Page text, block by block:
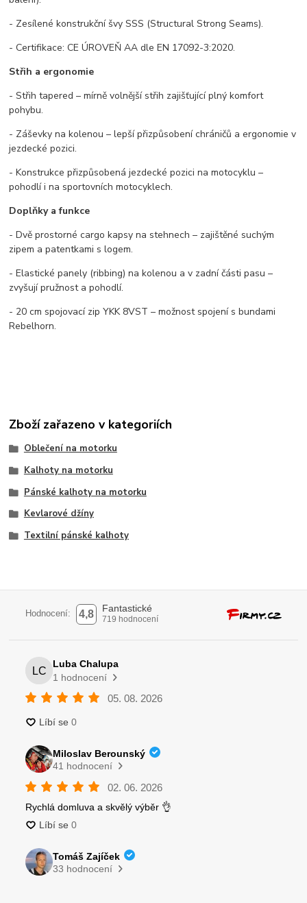
- Zesílené konstrukční švy SSS (Structural Strong Seams).
- Certifikace: CE ÚROVEŇ AA dle EN 17092-3:2020.
Střih a ergonomie
- Střih tapered – mírně volnější střih zajišťující plný komfort
pohybu.
- Záševky na kolenou – lepší přizpůsobení chráničů a ergonomie v
jezdecké pozici.
- Konstrukce přizpůsobená jezdecké pozici na motocyklu –
pohodlí i na sportovních motocyklech.
Doplňky a funkce
- Dvě prostorné cargo kapsy na stehnech – zajištěné suchým
zipem a patentkami s logem.
- Elastické panely (ribbing) na kolenou a v zadní části pasu –
zvyšují pružnost a pohodlí.
- 20 cm spojovací zip YKK 8VST – možnost spojení s bundami
Rebelhorn.
Zboží zařazeno v kategoriích
Oblečení na motorku
Kalhoty na motorku
Pánské kalhoty na motorku
Kevlarové džíny
Textilní pánské kalhoty